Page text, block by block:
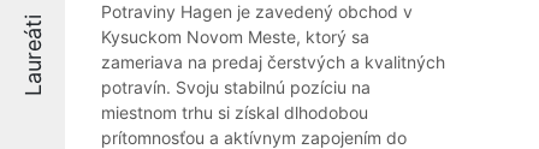
Laureáti
Potraviny Hagen je zavedený obchod v
Kysuckom Novom Meste, ktorý sa
zameriava na predaj čerstvých a kvalitných
potravín. Svoju stabilnú pozíciu na
miestnom trhu si získal dlhodobou
prítomnosťou a aktívnym zapojením do